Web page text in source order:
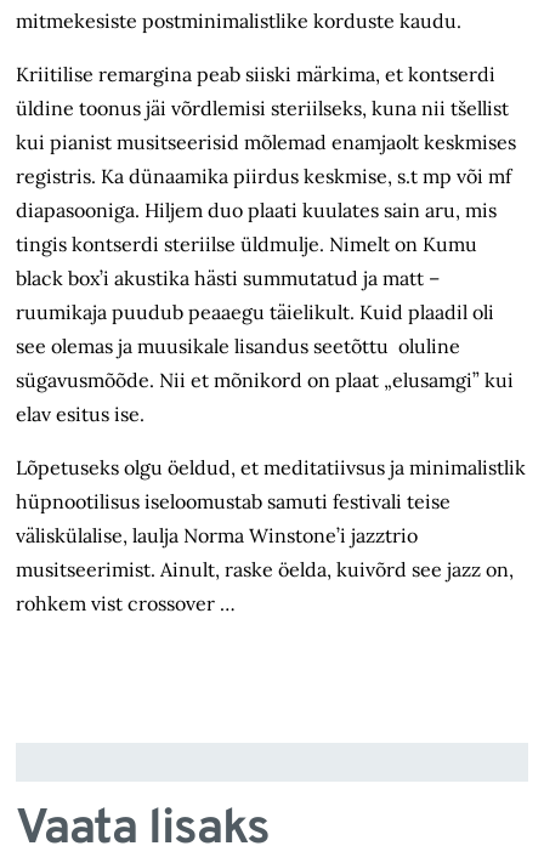
mitmekesiste postminimalistlike korduste kaudu.
Kriitilise remargina peab siiski märkima, et kontserdi
üldine toonus jäi võrdlemisi steriilseks, kuna nii tšellist
kui pianist musitseerisid mõlemad enamjaolt keskmises
registris. Ka dünaamika piirdus keskmise, s.t mp või mf
diapasooniga. Hiljem duo plaati kuulates sain aru, mis
tingis kontserdi steriilse üldmulje. Nimelt on Kumu
black box’i akustika hästi summutatud ja matt –
ruumikaja puudub peaaegu täielikult. Kuid plaadil oli
see olemas ja muusikale lisandus seetõttu oluline
sügavusmõõde. Nii et mõnikord on plaat „elusamgi” kui
elav esitus ise.
Lõpetuseks olgu öeldud, et meditatiivsus ja minimalistlik
hüpnootilisus iseloomustab samuti festivali teise
väliskülalise, laulja Norma Winstone’i jazztrio
musitseerimist. Ainult, raske öelda, kuivõrd see jazz on,
rohkem vist crossover …
Vaata lisaks